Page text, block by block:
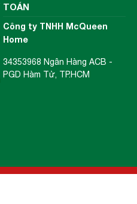
TOÁN
Công ty TNHH McQueen
Home
34353968 Ngân Hàng ACB -
PGD Hàm Tử, TP.HCM